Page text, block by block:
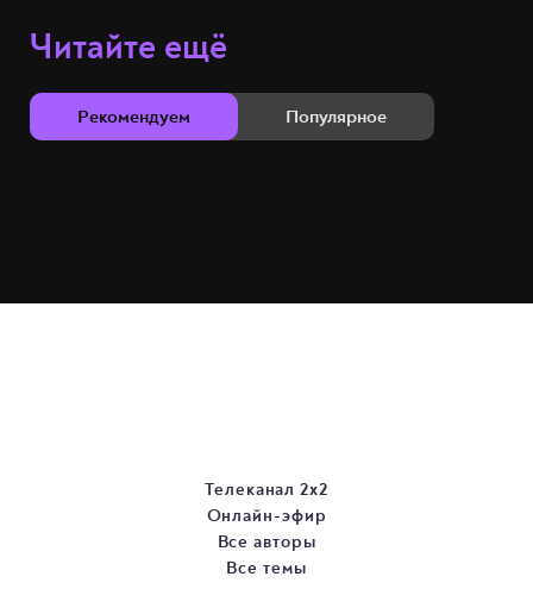
Читайте ещё
Рекомендуем Популярное
Телеканал 2х2
Онлайн-эфир
Все авторы
Все темы